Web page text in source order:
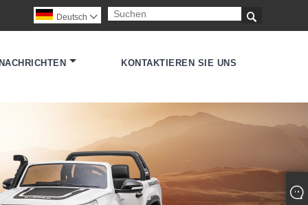

Deutsch 
NACHRICHTEN KONTAKTIEREN SIE UNS